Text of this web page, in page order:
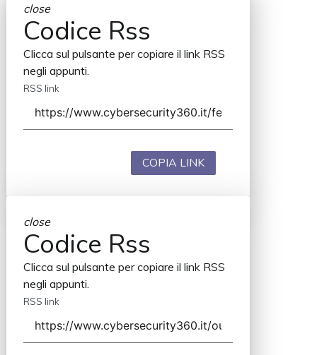
close
Codice Rss
Clicca sul pulsante per copiare il link RSS
negli appunti.
RSS link
COPIA LINK
close
Codice Rss
Clicca sul pulsante per copiare il link RSS
negli appunti.
RSS link